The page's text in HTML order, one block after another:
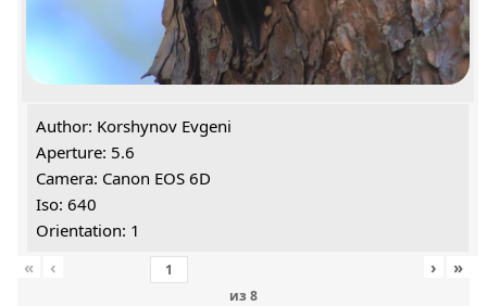
Author: Korshynov Evgeni
Aperture: 5.6
Camera: Canon EOS 6D
Iso: 640
Orientation: 1
«
‹
из 8
› »